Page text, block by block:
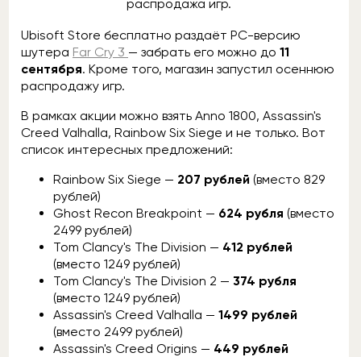
распродажа игр.
Ubisoft Store бесплатно раздаёт PC-версию
шутера Far Cry 3 — забрать его можно до 11
сентября. Кроме того, магазин запустил осеннюю
распродажу игр.
В рамках акции можно взять Anno 1800, Assassin's
Creed Valhalla, Rainbow Six Siege и не только. Вот
список интересных предложений:
Rainbow Six Siege — 207 рублей (вместо 829
рублей)
Ghost Recon Breakpoint — 624 рубля (вместо
2499 рублей)
Tom Clancy's The Division — 412 рублей
(вместо 1249 рублей)
Tom Clancy's The Division 2 — 374 рубля
(вместо 1249 рублей)
Assassin's Creed Valhalla — 1499 рублей
(вместо 2499 рублей)
Assassin's Creed Origins — 449 рублей